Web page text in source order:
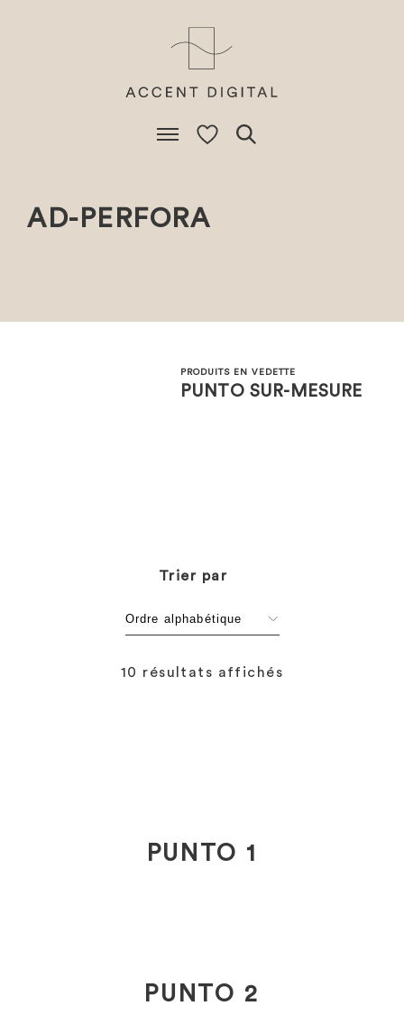
AD-PERFORA
PRODUITS EN VEDETTE
PUNTO SUR-MESURE
Trier par
10 résultats affichés
PUNTO 1
PUNTO 2